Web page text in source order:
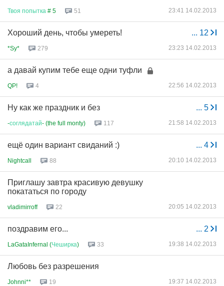
Твоя попытка # 5 51 23:41 14.02.2013
... 12
Хороший день, чтобы умереть!
*Sy* 279 23:23 14.02.2013
а давай купим тебе еще одни туфли
QP! 4 22:56 14.02.2013
... 5
Ну как же праздник и без
-соглядатай- (the full monty) 117 21:58 14.02.2013
... 4
ещё один вариант свиданий :)
Nightcall 88 20:10 14.02.2013
Приглашу завтра красивую девушку
покататься по городу
vladimirroff 22 20:05 14.02.2013
... 2
поздравим его...
LaGataInfernal (Чеширка) 33 19:38 14.02.2013
Любовь без разрешения
Johnni** 19 19:37 14.02.2013